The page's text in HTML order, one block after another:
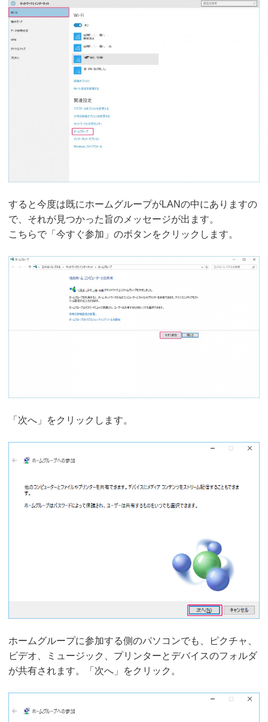
すると今度は既にホームグループがLANの中にありますの
で、それが見つかった旨のメッセージが出ます。
こちらで「今すぐ参加」のボタンをクリックします。
「次へ」をクリックします。
ホームグループに参加する側のパソコンでも、ピクチャ、
ビデオ、ミュージック、プリンターとデバイスのフォルダ
が共有されます。「次へ」をクリック。